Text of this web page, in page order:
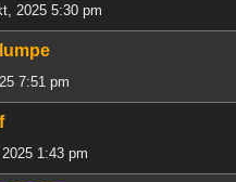
2025 5:30 pm
7:51 pm
1:43 pm